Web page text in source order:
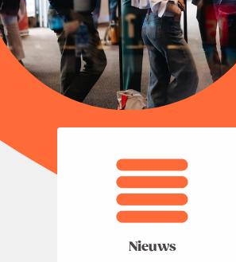
Nieuws